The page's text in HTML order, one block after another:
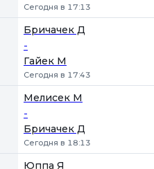
Сегодня в 17:13
Бричачек Д
-
Гайек М
Сегодня в 17:43
Мелисек М
-
Бричачек Д
Сегодня в 18:13
Юппа Я